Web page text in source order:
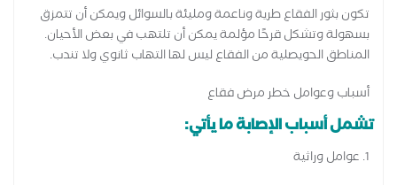
تكون بثور الفقاع طرية وناعمة ومليئة بالسوائل ويمكن أن تتمزق
بسهولة وتشكل قرحًا مؤلمة يمكن أن تلتهب في بعض الأحيان.
المناطق الحويصلية من الفقاع ليس لها التهاب ثانوي ولا تندب.
أسباب وعوامل خطر مرض فقاع
تشمل أسباب الإصابة ما يأتي:
1. عوامل وراثية